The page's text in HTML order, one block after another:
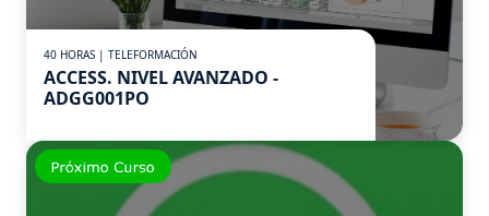
40 HORAS | TELEFORMACIÓN
ACCESS. NIVEL AVANZADO -
ADGG001PO